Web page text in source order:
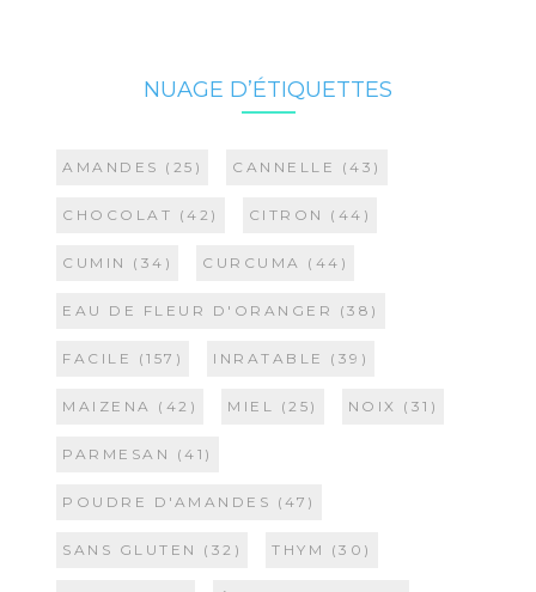
NUAGE D’ÉTIQUETTES
AMANDES (25) CANNELLE (43)
CHOCOLAT (42) CITRON (44)
CUMIN (34) CURCUMA (44)
EAU DE FLEUR D'ORANGER (38)
FACILE (157) INRATABLE (39)
MAIZENA (42) MIEL (25) NOIX (31)
PARMESAN (41)
POUDRE D'AMANDES (47)
SANS GLUTEN (32) THYM (30)